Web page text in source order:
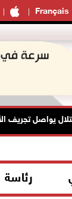
Français
يواصل تجريف
رئاسة